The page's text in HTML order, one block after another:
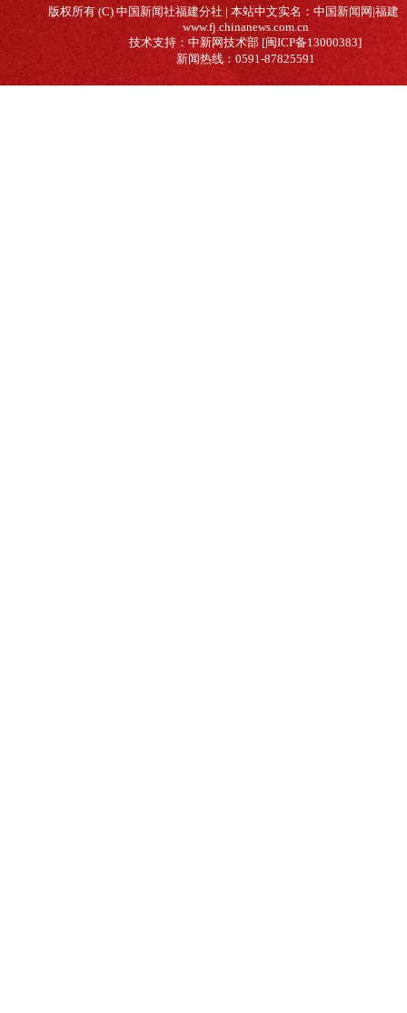
版权所有 (C) 中国新闻社福建分社 | 本站中文实名：中国新闻网|福建
www.fj.chinanews.com.cn
技术支持：中新网技术部 [闽ICP备13000383]
新闻热线：0591-87825591